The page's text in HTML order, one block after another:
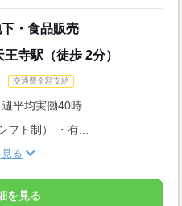
・食品販売
寺駅（徒歩 2分）
交通費全額支給
平均実働40時...
フト制） ・有...
る
を見る